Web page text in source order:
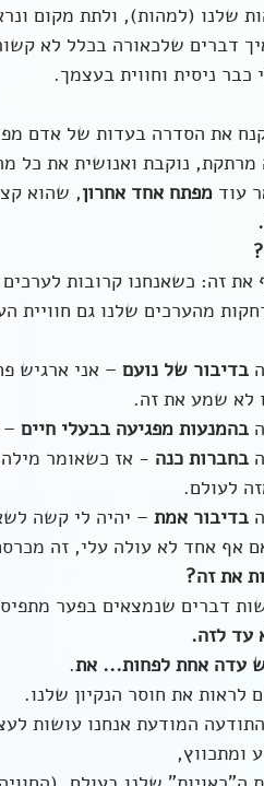
שלנו (למהות), ולתת מקום
דברים שלכאורה בכלל לא
כבר ניסית וחווית בעצמך.
את הסדרה בעדות של אדם
נוקבת ואנושית את כל
עוד מפתח אחד אחרון, שהוא
את זה: כשאנחנו קרובות
מהערכים שלנו גם חוויית
בדיבור של נועם – אני ארגיש
לא שמע את זה.
בהמנעות מפגיעה בבעלי חיים
בחברות כנה - אז כשאומר
לעולם.
בדיבור אמת – יהיה לי קשה
אף אחד לא עולה עלי, זה
את זה?
דברים שנמצאים בפער
עד לזה.
עדה אחת לפחות... את.
לראות את חוסר הנקיון שלנו.
המודעת אנחנו עושות
ומתכווץ,